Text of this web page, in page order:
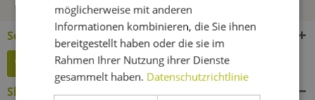
Service Hotline
Widerruf erklären
Shop Service
möglicherweise mit anderen
Informationen kombinieren, die Sie ihnen
bereitgestellt haben oder die sie im
Rahmen Ihrer Nutzung ihrer Dienste
gesammelt haben. Datenschutzrichtlinie